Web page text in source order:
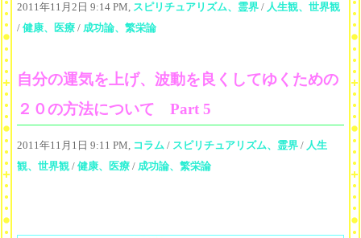
2011年11月2日 9:14 PM, スピリチュアリズム、霊界 / 人生観、世界観
/ 健康、医療 / 成功論、繁栄論
自分の運気を上げ、波動を良くしてゆくための
２０の方法について Part 5
2011年11月1日 9:11 PM, コラム / スピリチュアリズム、霊界 / 人生
観、世界観 / 健康、医療 / 成功論、繁栄論